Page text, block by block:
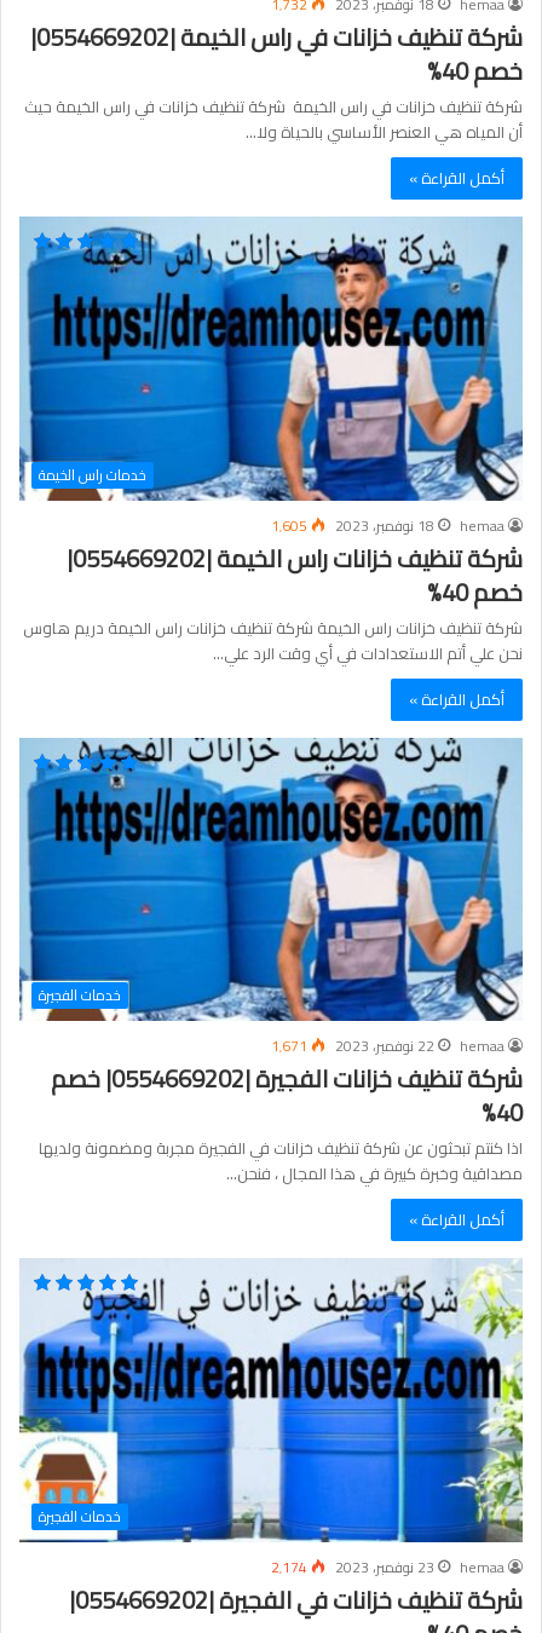
شركة تنظيف خزانات في راس الخيمة |0554669202|
خصم 40%
شركة تنظيف خزانات في راس الخيمة شركة تنظيف خزانات في راس الخيمة حيث
أن المياه هي العنصر الأساسي بالحياة ولا…
أكمل القراءة »
خدمات راس الخيمة
hemaa
18 نوفمبر، 2023 1٬605
شركة تنظيف خزانات راس الخيمة |0554669202|
خصم 40%
شركة تنظيف خزانات راس الخيمة شركة تنظيف خزانات راس الخيمة دريم هاوس
نحن علي أتم الاستعدادات في أي وقت الرد علي…
أكمل القراءة »
خدمات الفجيرة
hemaa
22 نوفمبر، 2023 1٬671
شركة تنظيف خزانات الفجيرة |0554669202| خصم
40%
اذا كنتم تبحثون عن شركة تنظيف خزانات في الفجيرة مجربة ومضمونة ولديها
مصداقية وخبرة كبيرة في هذا المجال ، فنحن…
أكمل القراءة »
خدمات الفجيرة
hemaa
23 نوفمبر، 2023 2٬174
شركة تنظيف خزانات في الفجيرة |0554669202|